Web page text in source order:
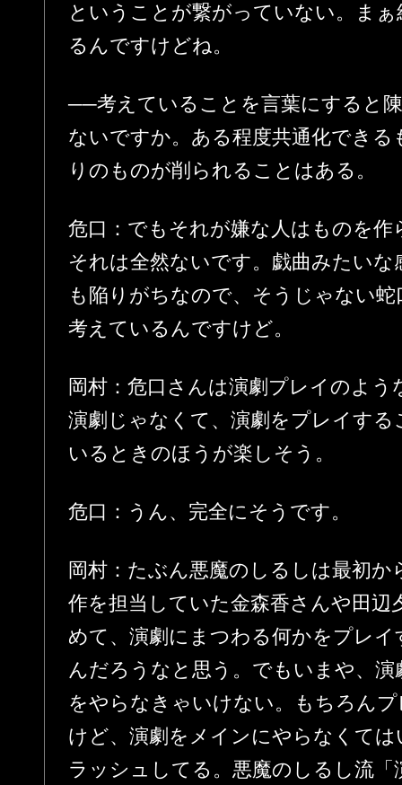
ということが繋がっていない。ま
るんですけどね。
──考えていることを言葉にすると
ないですか。ある程度共通化でき
りのものが削られることはある。
危口：でもそれが嫌な人はものを
それは全然ないです。戯曲みたい
も陥りがちなので、そうじゃない
考えているんですけど。
岡村：危口さんは演劇プレイのよ
演劇じゃなくて、演劇をプレイす
いるときのほうが楽しそう。
危口：うん、完全にそうです。
岡村：たぶん悪魔のしるしは最初
作を担当していた金森香さんや田辺
めて、演劇にまつわる何かをプレ
んだろうなと思う。でもいまや、
をやらなきゃいけない。もちろん
けど、演劇をメインにやらなくて
ラッシュしてる。悪魔のしるし流